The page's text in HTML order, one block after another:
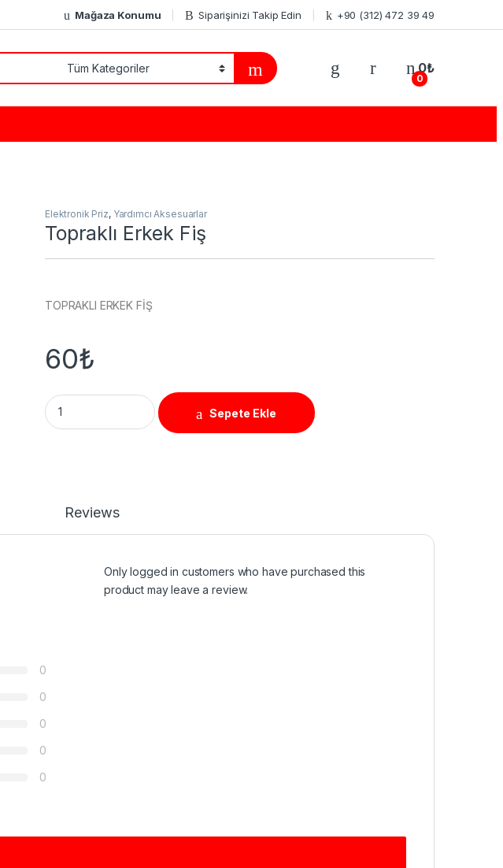
Mağaza Konumu Siparişinizi Takip Edin +90 (312) 472 39 49
0
0₺
Elektronik Priz, Yardımcı Aksesuarlar
Topraklı Erkek Fiş
TOPRAKLI ERKEK FİŞ
60₺
Topraklı Erkek Fiş quantity
Sepete Ekle
Reviews
0
0
0
0
0
Only logged in customers who have purchased this
product may leave a review.